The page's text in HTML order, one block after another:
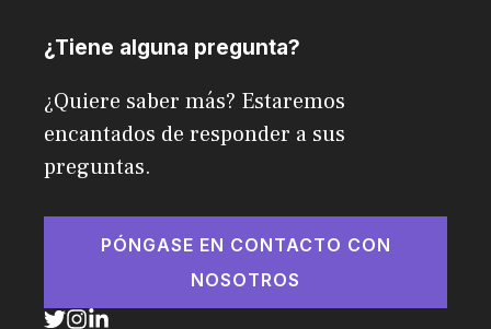
¿Tiene alguna pregunta?
¿Quiere saber más? Estaremos
encantados de responder a sus
preguntas.
PÓNGASE EN CONTACTO CON
NOSOTROS